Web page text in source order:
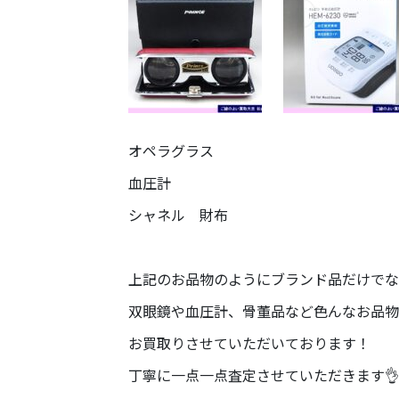
オペラグラス
血圧計
シャネル 財布
上記のお品物のようにブランド品だけで
双眼鏡や血圧計、骨董品など色んなお品
お買取りさせていただいております！
丁寧に一点一点査定させていただきます👌